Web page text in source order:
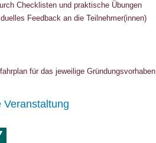
Checklisten und praktische Übungen
Feedback an die Teilnehmer(innen)
für das jeweilige Gründungsvorhaben
Veranstaltung